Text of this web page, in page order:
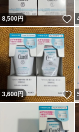
8,500円
3,600円